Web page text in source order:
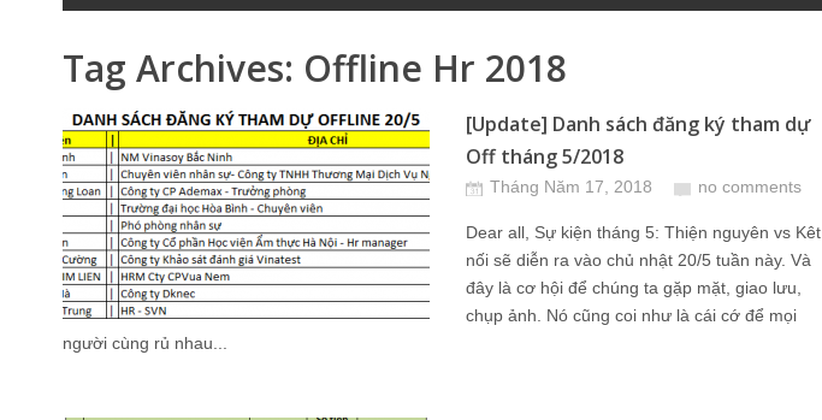
Tag Archives: Offline Hr 2018
[Update] Danh sách đăng ký tham dự
Off tháng 5/2018
Tháng Năm 17, 2018 no comments
Dear all, Sự kiện tháng 5: Thiện nguyên vs Kêt
nối sẽ diễn ra vào chủ nhật 20/5 tuần này. Và
đây là cơ hội để chúng ta gặp mặt, giao lưu,
chụp ảnh. Nó cũng coi như là cái cớ để mọi
người cùng rủ nhau...